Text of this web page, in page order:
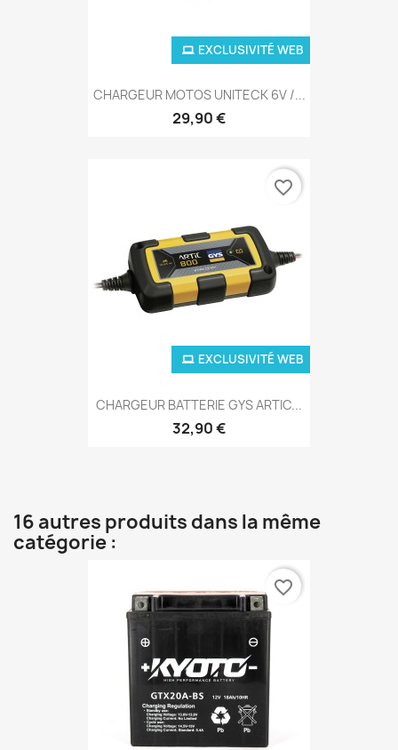
CHARGEUR MOTOS UNITECK 6V /...
29,90 €
EXCLUSIVITÉ WEB
CHARGEUR BATTERIE GYS ARTIC...
32,90 €
EXCLUSIVITÉ WEB
favorite_border
16 autres produits dans la même
catégorie :
favorite_border